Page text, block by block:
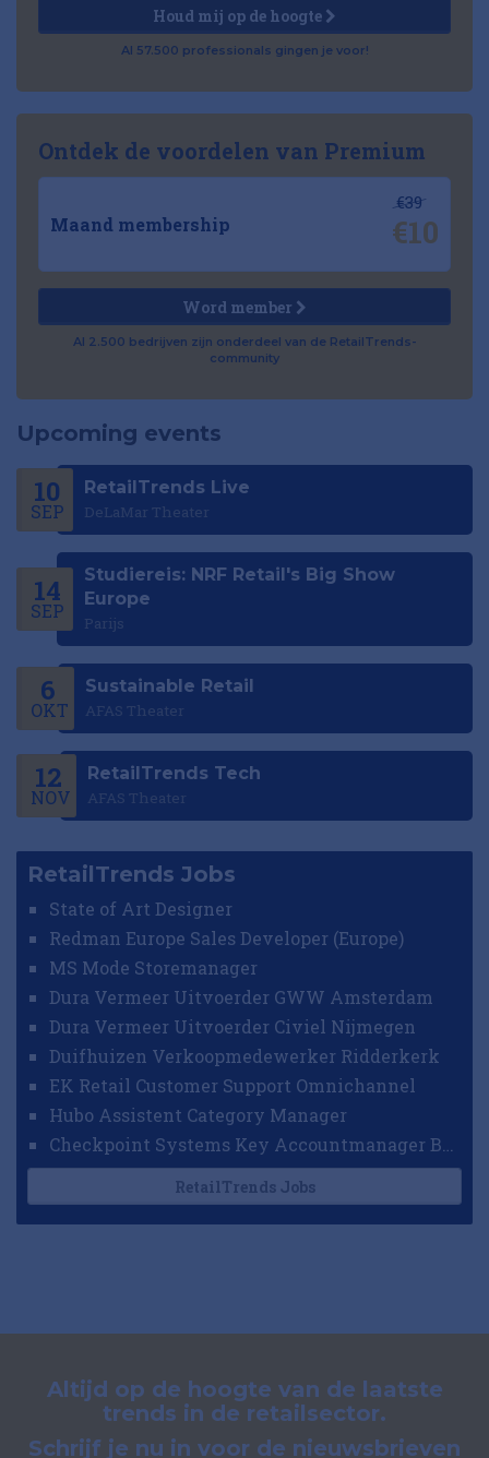
Houd mij op de hoogte
Al 57.500 professionals gingen je voor!
Ontdek de voordelen van Premium
Maand membership
€39
€10
Word member
Al 2.500 bedrijven zijn onderdeel van de RetailTrends-
community
Upcoming events
10
SEP
RetailTrends Live
DeLaMar Theater
14
SEP
Studiereis: NRF Retail's Big Show
Europe
Parijs
6
OKT
Sustainable Retail
AFAS Theater
12
NOV
RetailTrends Tech
AFAS Theater
RetailTrends Jobs
State of Art Designer
Redman Europe Sales Developer (Europe)
MS Mode Storemanager
Dura Vermeer Uitvoerder GWW Amsterdam
Dura Vermeer Uitvoerder Civiel Nijmegen
Duifhuizen Verkoopmedewerker Ridderkerk
EK Retail Customer Support Omnichannel
Hubo Assistent Category Manager
Checkpoint Systems Key Accountmanager Benelux
RetailTrends Jobs
Altijd op de hoogte van de laatste
trends in de retailsector.
Schrijf je nu in voor de nieuwsbrieven